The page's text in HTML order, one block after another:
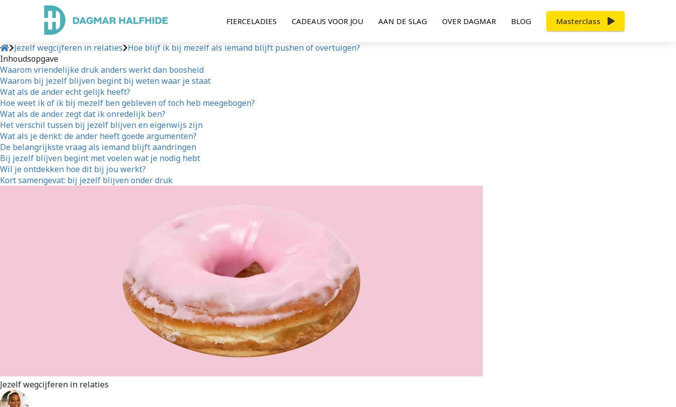
FIERCELADIES CADEAUS VOOR JOU AAN DE SLAG OVER DAGMAR BLOG Masterclass
Jezelf wegcijferen in relaties Hoe blijf ik bij mezelf als iemand blijft pushen of overtuigen?
Inhoudsopgave
Waarom vriendelijke druk anders werkt dan boosheid
Waarom bij jezelf blijven begint bij weten waar je staat
Wat als de ander echt gelijk heeft?
Hoe weet ik of ik bij mezelf ben gebleven of toch heb meegebogen?
Wat als de ander zegt dat ik onredelijk ben?
Het verschil tussen bij jezelf blijven en eigenwijs zijn
Wat als je denkt: de ander heeft goede argumenten?
De belangrijkste vraag als iemand blijft aandringen
Bij jezelf blijven begint met voelen wat je nodig hebt
Wil je ontdekken hoe dit bij jou werkt?
Kort samengevat: bij jezelf blijven onder druk
Jezelf wegcijferen in relaties